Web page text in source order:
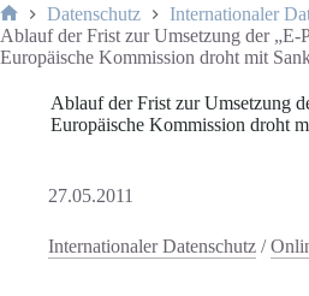
Start
Datenschutz
Internationaler
Ablauf der Frist zur Umsetzung der
Europäische Kommission droht mit
Ablauf der Frist zur Umsetzung
Europäische Kommission droht
27.05.2011
Internationaler Datenschutz /